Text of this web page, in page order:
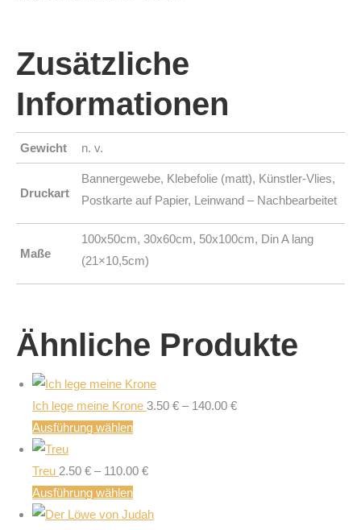
Zusätzliche
Informationen
Gewicht n. v.
Druckart
Bannergewebe, Klebefolie (matt), Künstler-Vlies,
Postkarte auf Papier, Leinwand – Nachbearbeitet
Maße
100x50cm, 30x60cm, 50x100cm, Din A lang
(21×10,5cm)
Ähnliche Produkte
Ich lege meine Krone 3.50 € – 140.00 €
Ausführung wählenDieses
weist
mehrere
Varianten
Treu 2.50 € – 110.00 €
Ausführung wählenDieses
Produkt